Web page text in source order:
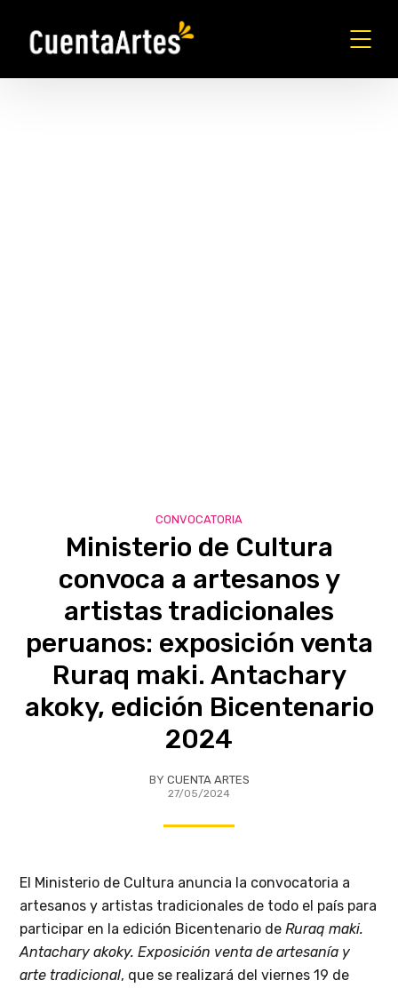
CONVOCATORIA
Ministerio de Cultura
convoca a artesanos y
artistas tradicionales
peruanos: exposición venta
Ruraq maki. Antachary
akoky, edición Bicentenario
2024
BY CUENTA ARTES
27/05/2024
El Ministerio de Cultura anuncia la convocatoria a
artesanos y artistas tradicionales de todo el país para
participar en la edición Bicentenario de Ruraq maki.
Antachary akoky. Exposición venta de artesanía y
arte tradicional, que se realizará del viernes 19 de